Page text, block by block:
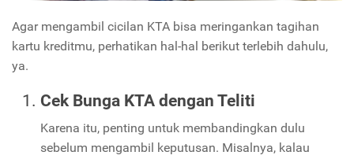
Agar mengambil cicilan KTA bisa meringankan tagihan
kartu kreditmu, perhatikan hal-hal berikut terlebih dahulu,
ya.
Cek Bunga KTA dengan Teliti
Karena itu, penting untuk membandingkan dulu
sebelum mengambil keputusan. Misalnya, kalau